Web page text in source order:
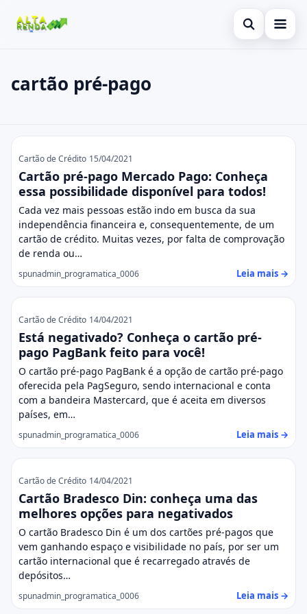
Abrir busca
Cartão de Crédito
Conta Digital
Empréstimo
Finanças
Imóvel
Legal
Buscar no site
Pressione Enter para buscar ou ESC para fechar.
cartão pré-pago
cartão pré-pago
Cartão de Crédito 15/04/2021
Cartão pré-pago Mercado Pago: Conheça
essa possibilidade disponível para todos!
Cada vez mais pessoas estão indo em busca da sua
independência financeira e, consequentemente, de um
cartão de crédito. Muitas vezes, por falta de comprovação
de renda ou…
spunadmin_programatica_0006 Leia mais →
Cartão de Crédito 14/04/2021
Está negativado? Conheça o cartão pré-
pago PagBank feito para você!
O cartão pré-pago PagBank é a opção de cartão pré-pago
oferecida pela PagSeguro, sendo internacional e conta
com a bandeira Mastercard, que é aceita em diversos
países, em…
spunadmin_programatica_0006 Leia mais →
Cartão de Crédito 14/04/2021
Cartão Bradesco Din: conheça uma das
melhores opções para negativados
O cartão Bradesco Din é um dos cartões pré-pagos que
vem ganhando espaço e visibilidade no país, por ser um
cartão internacional que é recarregado através de
depósitos…
spunadmin_programatica_0006 Leia mais →